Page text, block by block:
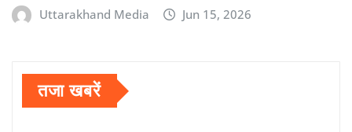
Uttarakhand Media Jun 15, 2026
तजा खबरें